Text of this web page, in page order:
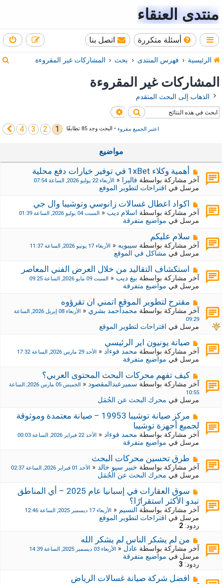
منتدى العنقاء
أسئلة متكررة اتصل بنا
الرئيسية فهرس المنتدى بحث المشاركات غير المقروءة
ب
المشاركات غير المقروءة
الذهاب إلى البحث المتقدم
بحث بحث متقدم
اعتبر الجميع مقروء• البحث وجد 85 تطابقًا 1
2
3
4التالي
مواضيع
م
ش
ر
ك
ة
ج
د
د
ة
أهمية وكلاء 1xBet في توفير خيارات دفع محلية
آخر مشاركة بواسطة فاليرا « الأربعاء 22 يوليو 2026, الساعة 07:54
مرسل في اقتراحات لتطوير الموقع
م
ش
ر
ك
ة
ج
د
د
ة
اكواد اعطال غسالات زانوسي وتوشيبا وال جي
آخر مشاركة بواسطة اسلام ديب« السبت 04 يوليو 2026, الساعة 01:39
مرسل في مواضيع متفرقة
م
ش
ر
ك
ة
ج
د
د
ة
سلام عليكم
آخر مشاركة بواسطة سيبويه« الأربعاء 17 يونيو 2026, الساعة 11:37
مرسل في مشاكل في الموقع
م
ش
ر
ك
ة
ج
د
ي
ة
استكشاف التقاليد من خلال العرض الفني المعاصر
آخر مشاركة بواسطة بيغ ديب« السبت 09 مايو 2026, الساعة 09:25
مرسل في مواضيع متفرقة
م
ش
ا
ك
ة
ج
د
ي
ة
مقترح لتطوير الموقع اتمني ان تقرؤوه
آخر مشاركة بواسطة محمدأحمد بشري«
الأربعاء 08 إبريل 2026, الساعة
09:29
مرسل في اقتراحات لتطوير الموقع
م
ش
ر
ك
ة
ج
د
ي
ة
صيانة يونيون اير الرئيسي
آخر مشاركة بواسطة محمد فوءاد« الأحد 29 مارس 2026, الساعة 17:32
مرسل في مواضيع متفرقة
م
ش
ا
ك
ة
ج
د
ي
د
كيف تفهم محركات البحث المحتوى العربي؟
آخر مشاركة بواسطة سميرعبدالمقصود«
الخميس 05 مارس 2026, الساعة
10:55
مرسل في محرك البحث عن الجُمَل
م
ش
ا
ر
ك
ج
د
ي
ة
مركز صيانة توشيبا 19953 – صيانة معتمدة وموثوقة
لجميع أجهزة توشيبا
آخر مشاركة بواسطة محمد فوءاد« الأحد 22 فبراير 2026, الساعة 00:03
مرسل في مواضيع متفرقة
م
ش
ر
ك
ة
ج
د
ي
د
طرق تحسين محركات البحث
آخر مشاركة بواسطة خبير سيو خالد« الأحد 01 فبراير 2026, الساعة 02:37
مرسل في محرك البحث عن الجُمَل
م
ش
ا
ر
ك
ة
ج
د
ي
د
ة
سوق العقارات في إسبانيا عام 2025 – أي المناطق
تبدو الأكثر استقرارًا؟
آخر مشاركة بواسطة النسيم« الأربعاء 17 ديسمبر 2025, الساعة 12:46
مرسل في اقتراحات لتطوير الموقع
ردود: 2
م
ش
ر
ك
ة
من لم يشكر الناس لم يشكر الله
آخر مشاركة بواسطة عادل « الأربعاء 03 ديسمبر 2025, الساعة 14:39
مرسل في مواضيع متفرقة
ردود: 3
م
افضل شركة صيانة غسالات الرياض